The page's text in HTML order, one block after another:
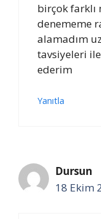
birçok
denememe
alamadım
tavsiyeleri
ederim
Yanıtla
Dursun
18 Ekim